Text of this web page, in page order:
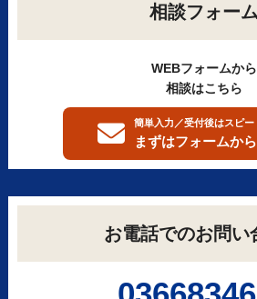
相談フォーム
WEBフォームから
相談はこちら
簡単入力／受付後はスピー
まずはフォームから
お電話でのお問い